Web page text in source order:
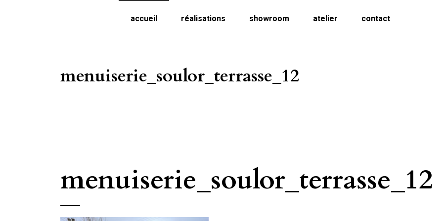
accueil réalisations showroom atelier contact
menuiserie_soulor_terrasse_12
menuiserie_soulor_terrasse_12